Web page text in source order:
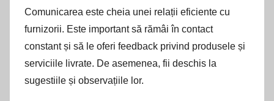
Comunicarea este cheia unei relații eficiente cu
furnizorii. Este important să rămâi în contact
constant și să le oferi feedback privind produsele și
serviciile livrate. De asemenea, fii deschis la
sugestiile și observațiile lor.